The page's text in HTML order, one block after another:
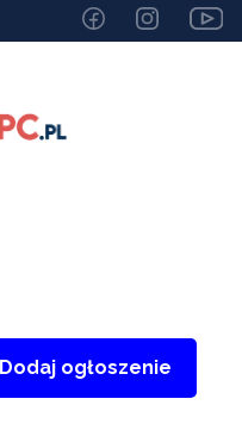
Dodaj ogłoszenie